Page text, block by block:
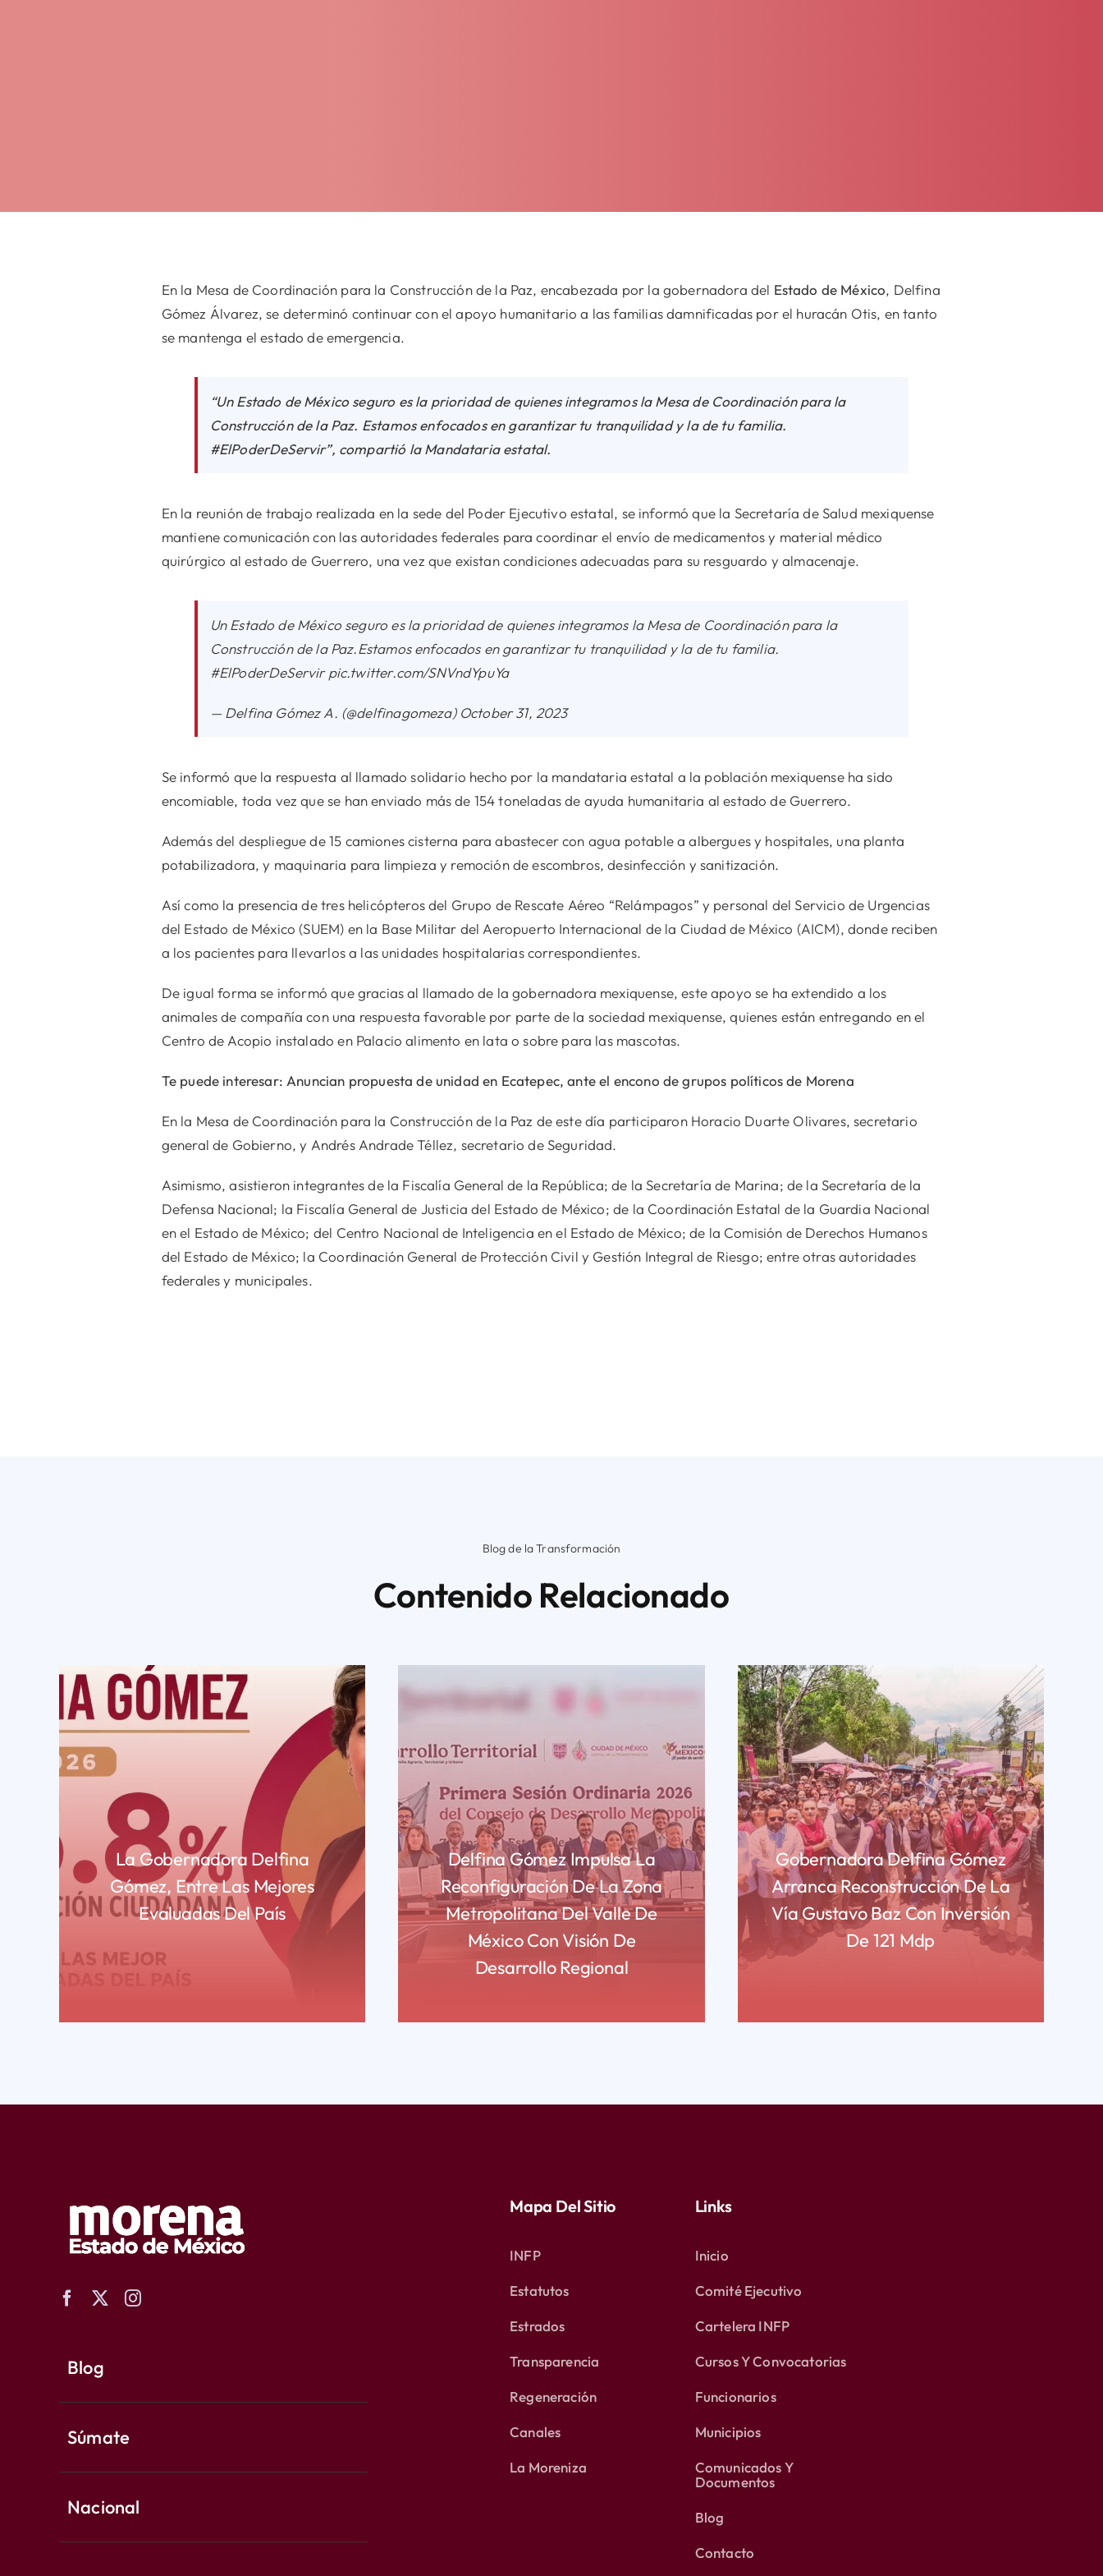
En la Mesa de Coordinación para la Construcción de la Paz, encabezada por la gobernadora del Estado de México, Delfina
Gómez Álvarez, se determinó continuar con el apoyo humanitario a las familias damnificadas por el huracán Otis, en tanto
se mantenga el estado de emergencia.
“Un Estado de México seguro es la prioridad de quienes integramos la Mesa de Coordinación para la
Construcción de la Paz. Estamos enfocados en garantizar tu tranquilidad y la de tu familia.
#ElPoderDeServir”, compartió la Mandataria estatal.
En la reunión de trabajo realizada en la sede del Poder Ejecutivo estatal, se informó que la Secretaría de Salud mexiquense
mantiene comunicación con las autoridades federales para coordinar el envío de medicamentos y material médico
quirúrgico al estado de Guerrero, una vez que existan condiciones adecuadas para su resguardo y almacenaje.
Un Estado de México seguro es la prioridad de quienes integramos la Mesa de Coordinación para la
Construcción de la Paz.Estamos enfocados en garantizar tu tranquilidad y la de tu familia.
#ElPoderDeServir pic.twitter.com/SNVndYpuYa
— Delfina Gómez A. (@delfinagomeza) October 31, 2023
Se informó que la respuesta al llamado solidario hecho por la mandataria estatal a la población mexiquense ha sido
encomiable, toda vez que se han enviado más de 154 toneladas de ayuda humanitaria al estado de Guerrero.
Además del despliegue de 15 camiones cisterna para abastecer con agua potable a albergues y hospitales, una planta
potabilizadora, y maquinaria para limpieza y remoción de escombros, desinfección y sanitización.
Así como la presencia de tres helicópteros del Grupo de Rescate Aéreo “Relámpagos” y personal del Servicio de Urgencias
del Estado de México (SUEM) en la Base Militar del Aeropuerto Internacional de la Ciudad de México (AICM), donde reciben
a los pacientes para llevarlos a las unidades hospitalarias correspondientes.
De igual forma se informó que gracias al llamado de la gobernadora mexiquense, este apoyo se ha extendido a los
animales de compañía con una respuesta favorable por parte de la sociedad mexiquense, quienes están entregando en el
Centro de Acopio instalado en Palacio alimento en lata o sobre para las mascotas.
Te puede interesar: Anuncian propuesta de unidad en Ecatepec, ante el encono de grupos políticos de Morena
En la Mesa de Coordinación para la Construcción de la Paz de este día participaron Horacio Duarte Olivares, secretario
general de Gobierno, y Andrés Andrade Téllez, secretario de Seguridad.
Asimismo, asistieron integrantes de la Fiscalía General de la República; de la Secretaría de Marina; de la Secretaría de la
Defensa Nacional; la Fiscalía General de Justicia del Estado de México; de la Coordinación Estatal de la Guardia Nacional
en el Estado de México; del Centro Nacional de Inteligencia en el Estado de México; de la Comisión de Derechos Humanos
del Estado de México; la Coordinación General de Protección Civil y Gestión Integral de Riesgo; entre otras autoridades
federales y municipales.
Blog de la Transformación
Contenido Relacionado
La Gobernadora Delfina
Gómez, Entre Las Mejores
Evaluadas Del País
Delfina Gómez Impulsa La
Reconfiguración De La Zona
Metropolitana Del Valle De
México Con Visión De
Desarrollo Regional
Gobernadora Delfina Gómez
Arranca Reconstrucción De La
Vía Gustavo Baz Con Inversión
De 121 Mdp
Blog
Súmate
Nacional
Mapa Del Sitio
INFP
Estatutos
Estrados
Transparencia
Regeneración
Canales
La Moreniza
Links
Inicio
Comité Ejecutivo
Cartelera INFP
Cursos Y Convocatorias
Funcionarios
Municipios
Comunicados Y
Documentos
Blog
Contacto